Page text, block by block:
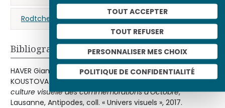
TOUT ACCEPTER
TOUT REFUSER
PERSONNALISER MES CHOIX
POLITIQUE DE CONFIDENTIALITÉ
Rodtchenko (Alexandre) communisme
Bibliographie
HAVER Gianni, FAYET Jean-François, GORIN Valérie,
KOUSTOVA Emilia (dir.),Le spectacle de la révolution : la
culture visuelle des commémorations d’Octobre,
Lausanne, Antipodes, coll. « Univers visuels », 2017.